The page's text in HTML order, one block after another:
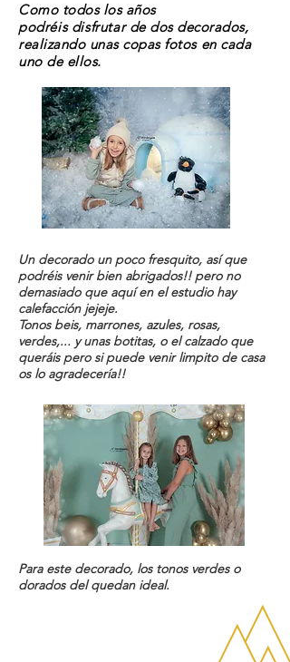
Como todos los años
podréis disfrutarde dos decorados,
realizando unas copas fotos en cada
uno de ellos.
Un decorado un poco fresquito, así que
podréis venir bien abrigados!! pero no
demasiado que aquí en el estudio hay
calefacción jejeje.
Tonos beis, marrones, azules, rosas,
verdes,... y unas botitas, o el calzado que
queráis pero si puede venir limpito de casa
os lo agradecería!!
Para este decorado, los tonos verdes o
dorados del quedan ideal.